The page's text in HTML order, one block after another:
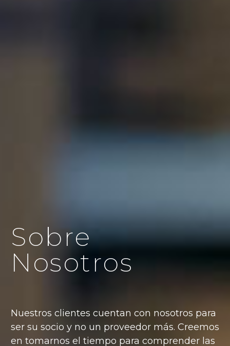
Sobre
Nosotros
Nuestros clientes cuentan con nosotros para
ser su socio y no un proveedor más. Creemos
en tomarnos el tiempo para comprender las